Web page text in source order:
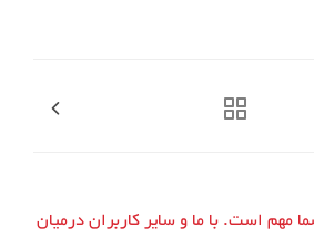
مهم است. با ما و سایر کاربران درمیان